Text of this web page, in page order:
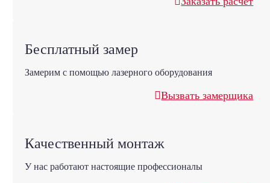
Бесплатный замер
Замерим с помощью лазерного оборудования
Вызвать замерщика
Качественный монтаж
У нас работают настоящие профессионалы